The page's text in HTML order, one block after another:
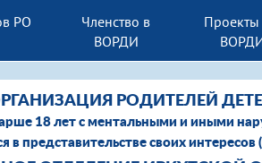
РО
Членство в
ВОРДИ
РОДИТЕЛЕЙ
18 лет с ментальными и иными
в представительстве своих